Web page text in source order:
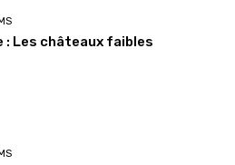
: Les châteaux faibles